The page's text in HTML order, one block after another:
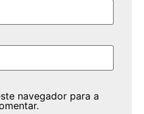
navegador para a